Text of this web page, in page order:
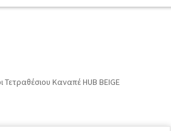
Τετραθέσιου Καναπέ HUB BEIGE